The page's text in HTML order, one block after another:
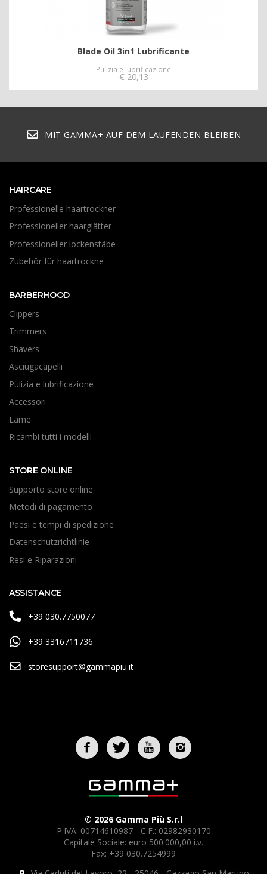
Blade Oil 3in1 Lubrificante
Pulizia e lubrificazione
€ 20,13
MIT GAMMA+ AUF DEM LAUFENDEN BLEIBEN
HAIRCARE
Professionelle haartrockner
Professioneller haarglätter
Professioneller lockenstäbe
Zubehör für haartrockne
BARBERHOOD
Clippers
Trimmers
Shavers
Asciugacapelli
Pulizia e lubrificazione
Accessori
Lame
Ricambi tutti i modelli
STORE ONLINE
Supporto store online
Metodi di pagamento
Paesi e tempi di spedizione
Datenschutzrichtlinie
Resi e Riparazioni
ASSISTANCE
+39 030.7750077
+39 3316711736
storesupport@gammapiu.it
© 2026 Gamma Più S.r.l
P.IVA: 00714610987 - C.F.: 02982930170
Capitale Sociale: euro 500.000,00 i.v.
Fax: +39 030.7254999